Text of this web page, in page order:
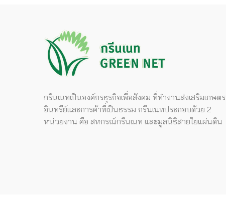
กรีนเนทเป็นองค์กรธุรกิจเพื่อสังคม ที่ทำงานส่งเสริมเกษตร
อินทรีย์และการค้าที่เป็นธรรม กรีนเนทประกอบด้วย 2
หน่วยงาน คือ สหกรณ์กรีนเนท และมูลนิธิสายใยแผ่นดิน